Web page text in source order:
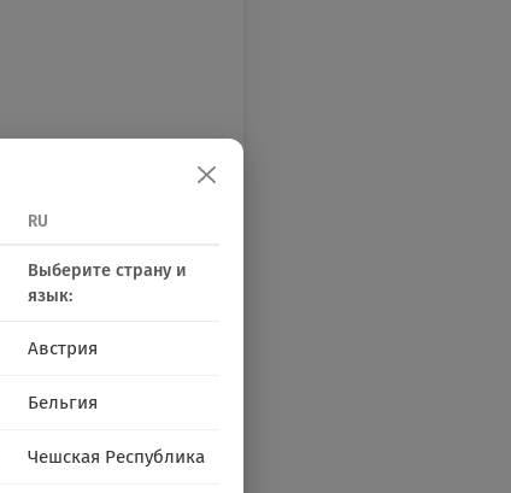
RU
Выберите страну и
язык:
Австрия
Бельгия
Чешская Республика